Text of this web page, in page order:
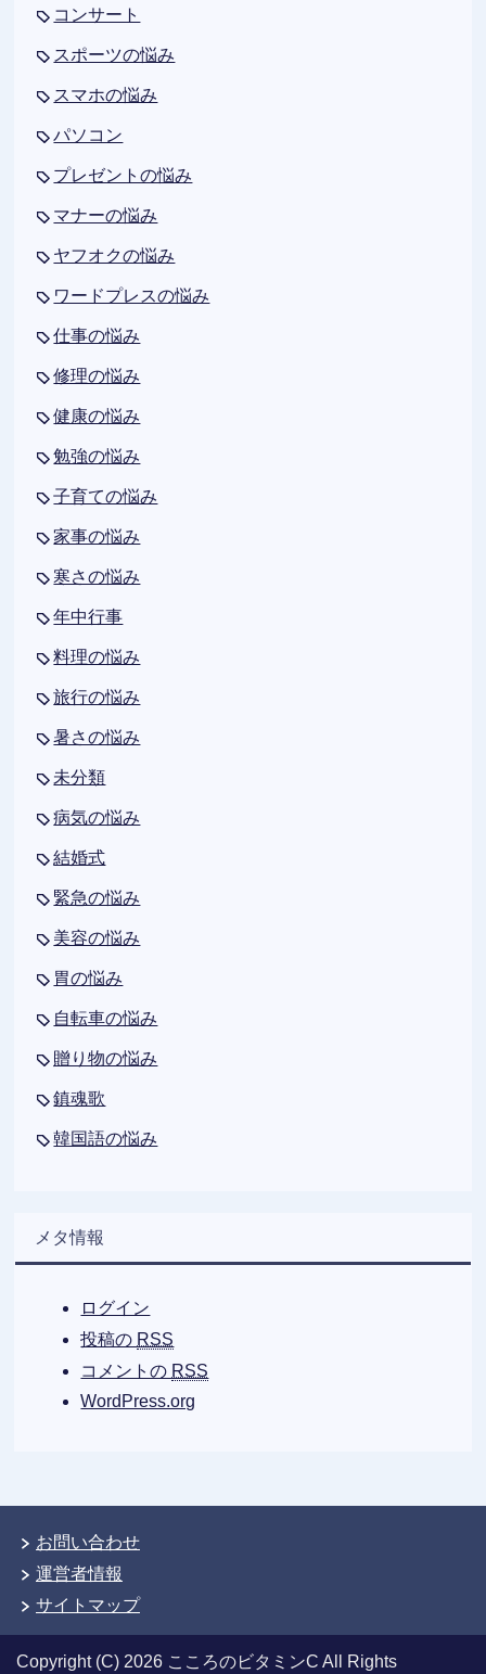
コンサート
スポーツの悩み
スマホの悩み
パソコン
プレゼントの悩み
マナーの悩み
ヤフオクの悩み
ワードプレスの悩み
仕事の悩み
修理の悩み
健康の悩み
勉強の悩み
子育ての悩み
家事の悩み
寒さの悩み
年中行事
料理の悩み
旅行の悩み
暑さの悩み
未分類
病気の悩み
結婚式
緊急の悩み
美容の悩み
胃の悩み
自転車の悩み
贈り物の悩み
鎮魂歌
韓国語の悩み
メタ情報
ログイン
投稿の RSS
コメントの RSS
WordPress.org
お問い合わせ
運営者情報
サイトマップ
Copyright (C) 2026 こころのビタミンC All Rights